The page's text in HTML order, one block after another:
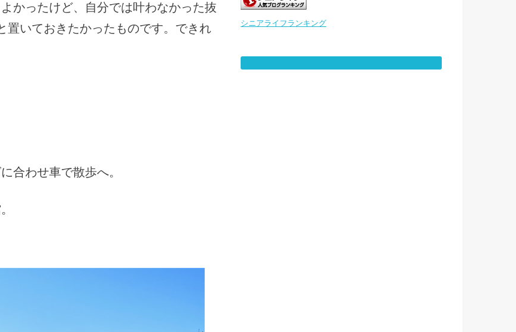
かったけど、自分では叶わなかった抜
置いておきたかったものです。できれ
合わせ車で散歩へ。
シニアライフランキング